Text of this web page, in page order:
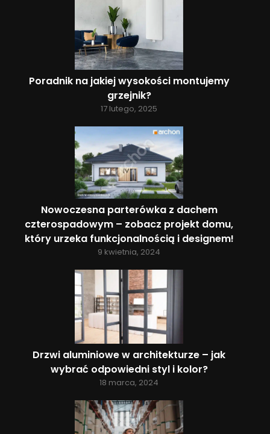
Poradnik na jakiej wysokości montujemy
grzejnik?
17 lutego, 2025
Nowoczesna parterówka z dachem
czterospadowym – zobacz projekt domu,
który urzeka funkcjonalnością i designem!
9 kwietnia, 2024
Drzwi aluminiowe w architekturze – jak
wybrać odpowiedni styl i kolor?
18 marca, 2024